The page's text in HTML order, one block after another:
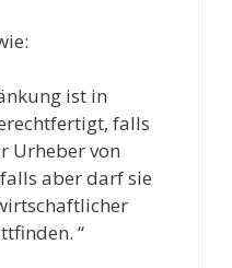
ist in
falls
Urheber von
aber darf sie
“